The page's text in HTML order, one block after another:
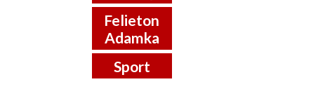
Felieton
Adamka
Sport